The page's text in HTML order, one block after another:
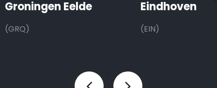
Groningen Eelde
(GRQ)
Eindhoven
(EIN)